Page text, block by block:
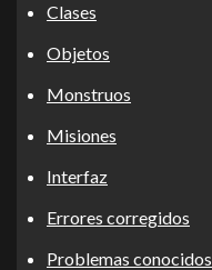
Clases
Objetos
Monstruos
Misiones
Interfaz
Errores corregidos
Problemas conocidos